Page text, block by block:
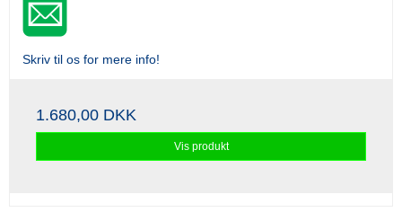
Skriv til os for mere info!
1.680,00 DKK
Vis produkt